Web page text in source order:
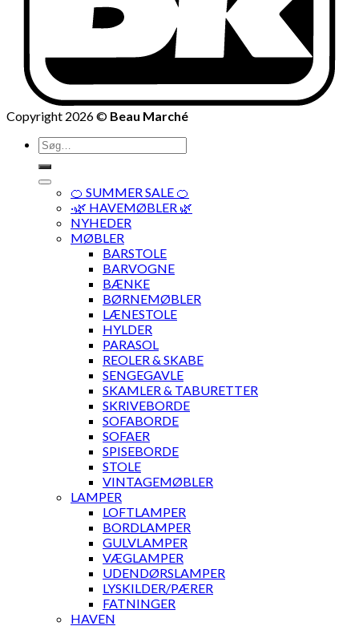
Copyright 2026 © Beau Marché
Søg
efter:
🍊 SUMMER SALE 🍊
·🌿 HAVEMØBLER 🌿
NYHEDER
MØBLER
BARSTOLE
BARVOGNE
BÆNKE
BØRNEMØBLER
LÆNESTOLE
HYLDER
PARASOL
REOLER & SKABE
SENGEGAVLE
SKAMLER & TABURETTER
SKRIVEBORDE
SOFABORDE
SOFAER
SPISEBORDE
STOLE
VINTAGEMØBLER
LAMPER
LOFTLAMPER
BORDLAMPER
GULVLAMPER
VÆGLAMPER
UDENDØRSLAMPER
LYSKILDER/PÆRER
FATNINGER
HAVEN